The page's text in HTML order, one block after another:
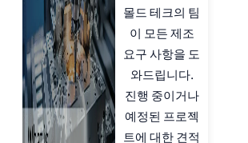
몰드 테크의 팀
이 모든 제조
요구 사항을 도
와드립니다.
진행 중이거나
예정된 프로젝
트에 대한 견적